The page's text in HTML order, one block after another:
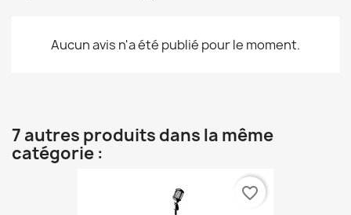
Aucun avis n'a été publié pour le moment.
7 autres produits dans la même
catégorie :
favorite_border